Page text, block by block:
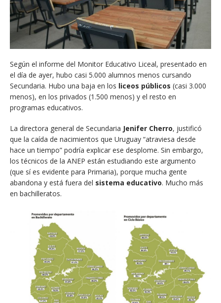
Según el informe del Monitor Educativo Liceal, presentado en
el día de ayer, hubo casi 5.000 alumnos menos cursando
Secundaria. Hubo una baja en los liceos públicos (casi 3.000
menos), en los privados (1.500 menos) y el resto en
programas educativos.
La directora general de Secundaria Jenifer Cherro, justificó
que la caída de nacimientos que Uruguay “atraviesa desde
hace un tiempo” podría explicar ese desplome. Sin embargo,
los técnicos de la ANEP están estudiando este argumento
(que sí es evidente para Primaria), porque mucha gente
abandona y está fuera del sistema educativo. Mucho más
en bachilleratos.